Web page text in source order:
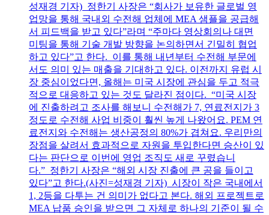
성재경 기자) 정한기 사장은 “회사가 보유한 글로벌 영
업망을 통해 국내외 수전해 업체에 MEA 샘플을 공급해
서 피드백을 받고 있다”라며 “주마다 영상회의나 대면
미팅을 통해 기술 개발 방향을 논의하면서 긴밀히 협업
하고 있다”고 한다. 이를 통해 내년부터 수전해 부문에
서도 의미 있는 매출을 기대하고 있다. 이전까지 유럽 시
장 중심이었다면, 올해는 미국 시장에 관심을 두고 적극
적으로 대응하고 있는 것도 달라진 점이다. “미국 시장
에 진출하려고 조사를 해보니 수전해가 7, 연료전지가 3
정도로 수전해 사업 비중이 훨씬 높게 나왔어요. PEM 연
료전지와 수전해는 생산공정의 80%가 겹쳐요. 우리만의
장점을 살려서 효과적으로 자원을 투입한다면 승산이 있
다는 판단으로 이번에 영업 조직도 새로 꾸렸습니
다.” 정한기 사장은 “해외 시장 진출에 큰 공을 들이고
있다”고 한다.(사진=성재경 기자) 시장이 작은 국내에서
1, 2등을 다투는 건 의미가 없다고 본다. 해외 프로젝트로
MEA 납품 승인을 받으면 그 자체로 하나의 기준이 될 수